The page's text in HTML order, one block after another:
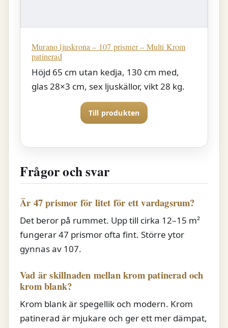
Murano ljuskrona – 107 prismer – Multi Krom
patinerad
Höjd 65 cm utan kedja, 130 cm med,
glas 28×3 cm, sex ljuskällor, vikt 28 kg.
Till produkten
Frågor och svar
Är 47 prismor för litet för ett vardagsrum?
Det beror på rummet. Upp till cirka 12–15 m²
fungerar 47 prismor ofta fint. Större ytor
gynnas av 107.
Vad är skillnaden mellan krom patinerad och
krom blank?
Krom blank är spegellik och modern. Krom
patinerad är mjukare och ger ett mer dämpat,